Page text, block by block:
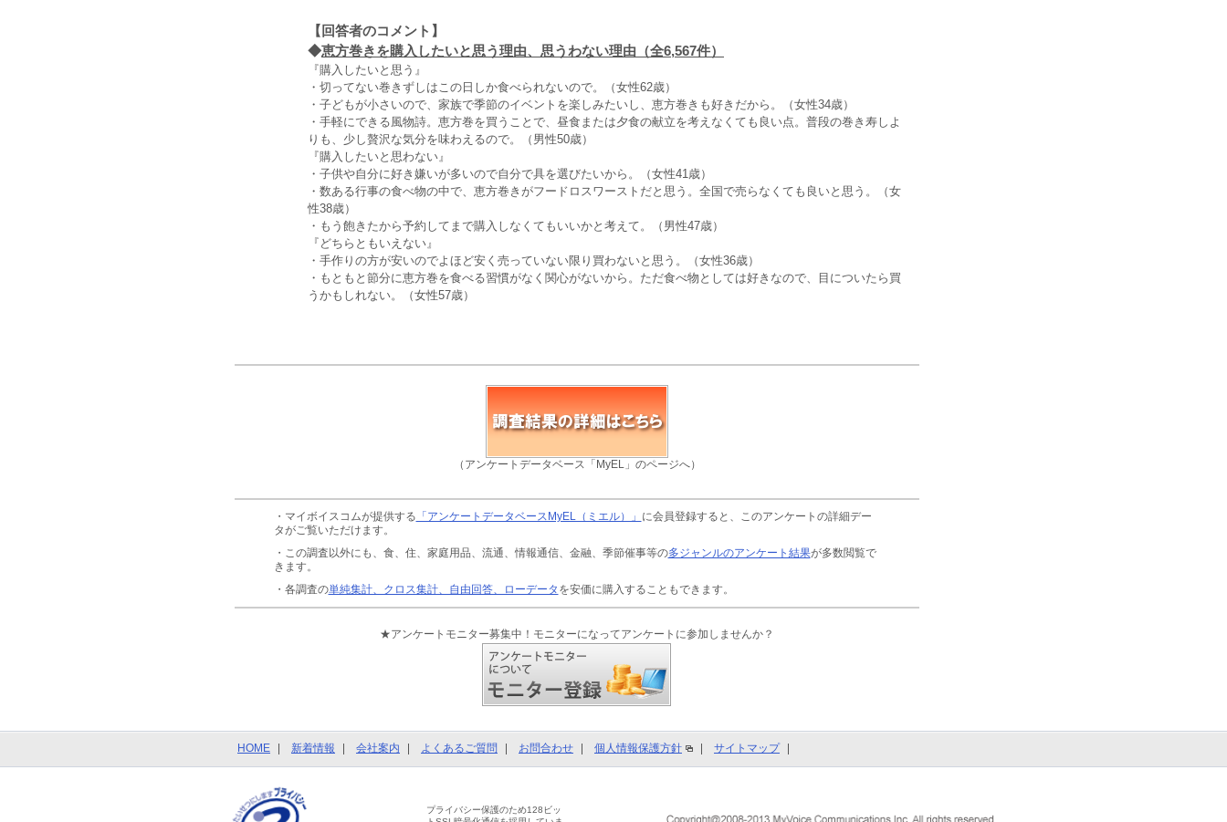
【回答者のコメント】
◆恵方巻きを購入したいと思う理由、思うわない理由（全6,567件）
『購入したいと思う』
・切ってない巻きずしはこの日しか食べられないので。（女性62歳）
・子どもが小さいので、家族で季節のイベントを楽しみたいし、恵方巻きも好きだから。（女性34歳）
・手軽にできる風物詩。恵方巻を買うことで、昼食または夕食の献立を考えなくても良い点。普段の巻き寿しよ
りも、少し贅沢な気分を味わえるので。（男性50歳）
『購入したいと思わない』
・子供や自分に好き嫌いが多いので自分で具を選びたいから。（女性41歳）
・数ある行事の食べ物の中で、恵方巻きがフードロスワーストだと思う。全国で売らなくても良いと思う。（女
性38歳）
・もう飽きたから予約してまで購入しなくてもいいかと考えて。（男性47歳）
『どちらともいえない』
・手作りの方が安いのでよほど安く売っていない限り買わないと思う。（女性36歳）
・もともと節分に恵方巻を食べる習慣がなく関心がないから。ただ食べ物としては好きなので、目についたら買
うかもしれない。（女性57歳）
（アンケートデータベース「MyEL」のページへ）
・マイボイスコムが提供する 「アンケートデータベースMyEL（ミエル）」 に会員登録すると、このアンケートの詳細デー
タがご覧いただけます。
・この調査以外にも、食、住、家庭用品、流通、情報通信、金融、季節催事等の多ジャンルのアンケート結果が多数閲覧で
きます。
・各調査の単純集計、クロス集計、自由回答、ローデータ を安価に購入することもできます。
★アンケートモニター募集中！モニターになってアンケートに参加しませんか？
HOME 新着情報 会社案内 よくあるご質問 お問合わせ 個人情報保護方針 サイトマップ
プライバシー保護のため128ビッ